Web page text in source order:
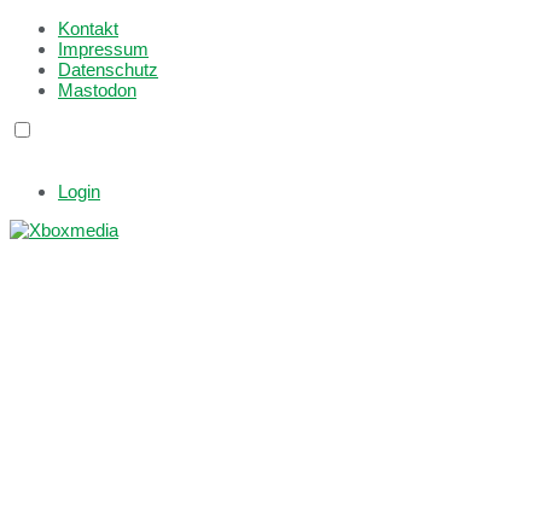
Kontakt
Impressum
Datenschutz
Mastodon
Login